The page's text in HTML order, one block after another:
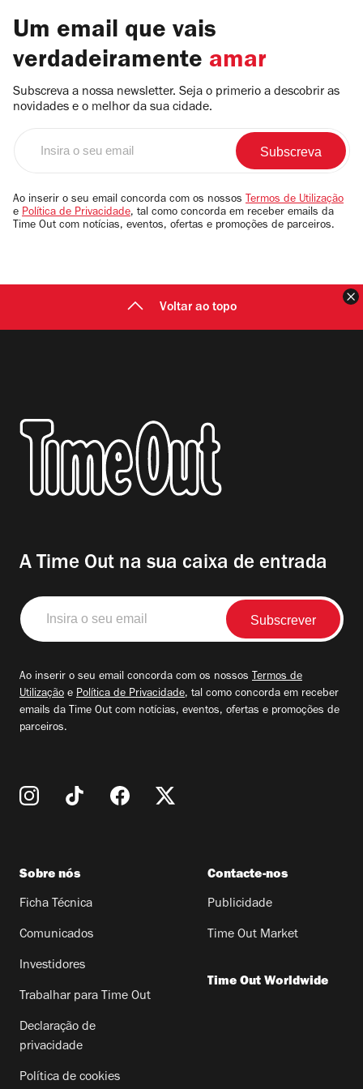
Um email que vais
verdadeiramente amar
Subscreva a nossa newsletter. Seja o primerio a descobrir as
novidades e o melhor da sua cidade.
email
Ao inserir o seu email concorda com os nossos Termos de Utilização
e Política de Privacidade, tal como concorda em receber emails da
Time Out com notícias, eventos, ofertas e promoções de parceiros.
Voltar ao topo
A Time Out na sua caixa de entrada
Insira
o
seu
Ao inserir o seu email concorda com os nossos Termos de
Utilização e Política de Privacidade, tal como concorda em receber
emails da Time Out com notícias, eventos, ofertas e promoções de
parceiros.
Sobre nós
Ficha Técnica
Comunicados
Investidores
Trabalhar para Time Out
Declaração de
privacidade
Política de cookies
Contacte-nos
Publicidade
Time Out Market
Time Out Worldwide